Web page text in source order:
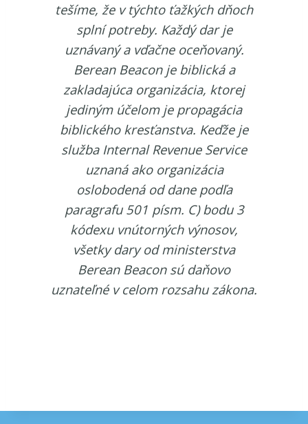
tešíme, že v týchto ťažkých dňoch
splní potreby. Každý dar je
uznávaný a vďačne oceňovaný.
Berean Beacon je biblická a
zakladajúca organizácia, ktorej
jediným účelom je propagácia
biblického kresťanstva. Keďže je
služba Internal Revenue Service
uznaná ako organizácia
oslobodená od dane podľa
paragrafu 501 písm. C) bodu 3
kódexu vnútorných výnosov,
všetky dary od ministerstva
Berean Beacon sú daňovo
uznateľné v celom rozsahu zákona.